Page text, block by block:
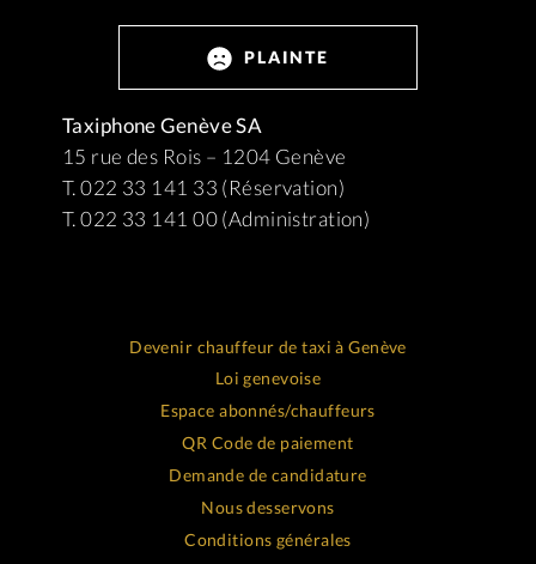
PLAINTE
Taxiphone Genève SA
15 rue des Rois – 1204 Genève
T. 022 33 141 33 (Réservation)
T. 022 33 141 00 (Administration)
Devenir chauffeur de taxi à Genève
Loi genevoise
Espace abonnés/chauffeurs
QR Code de paiement
Demande de candidature
Nous desservons
Conditions générales